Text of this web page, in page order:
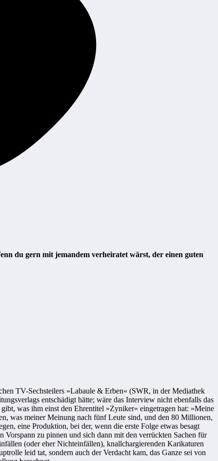
du gern mit jemandem verheiratet wärst, der einen guten
TV-Sechsteilers »Labaule & Erben« (SWR, in der Mediathek
entschädigt hätte; wäre das Interview nicht ebenfalls das
was ihm einst den Ehrentitel »Zyniker« eingetragen hat: »Meine
was meiner Meinung nach fünf Leute sind, und den 80 Millionen,
eine Produktion, bei der, wenn die erste Folge etwas besagt
Vorspann zu pinnen und sich dann mit den verrückten Sachen für
(oder eher Nichteinfällen), knallchargierenden Karikaturen
leid tat, sondern auch der Verdacht kam, das Ganze sei von